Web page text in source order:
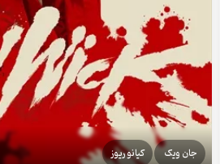
جان ویک کیانو ریوز